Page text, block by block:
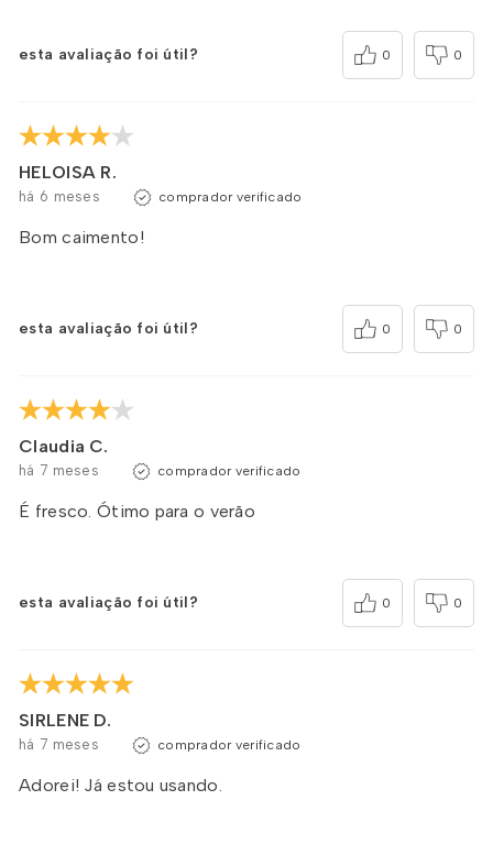
esta avaliação foi útil? 0 0
HELOISA R.
há 6 meses comprador verificado
Bom caimento!
esta avaliação foi útil? 0 0
Claudia C.
há 7 meses comprador verificado
É fresco. Ótimo para o verão
esta avaliação foi útil? 0 0
SIRLENE D.
há 7 meses comprador verificado
Adorei! Já estou usando.